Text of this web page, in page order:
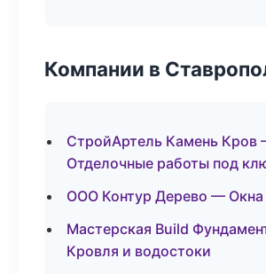
Компании в
СтройАртель Камень Кров
Отделочные работы под
ООО Контур Дерево — Окна
Мастерская Build
Кровля и водостоки